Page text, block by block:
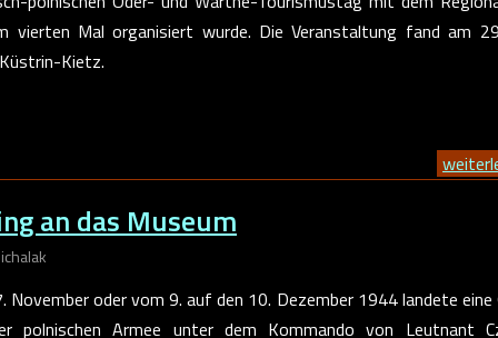
vierten Mal organisiert wurde. Die Veranstaltung fand am
Kietz.
an das Museum
November oder vom 9. auf den 10. Dezember 1944 landete eine
polnischen Armee unter dem Kommando von Leutnant